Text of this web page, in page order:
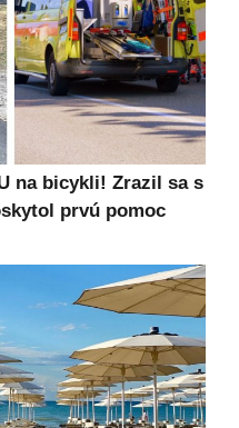
na bicykli! Zrazil sa s
prvú pomoc